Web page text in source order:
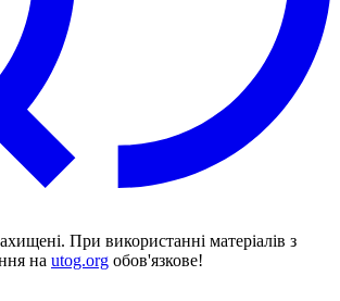
При використанні матеріалів з
на utog.org обов'язкове!